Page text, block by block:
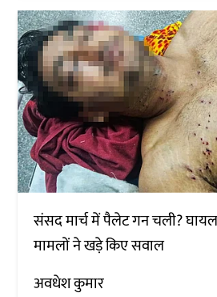
संसद मार्च में पैलेट गन चली?
मामलों ने खड़े किए सवाल
अवधेश कुमार